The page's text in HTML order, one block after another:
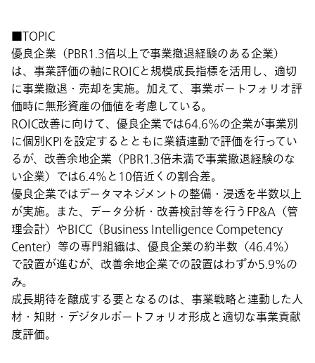
■TOPIC
優良企業（PBR1.3倍以上で事業撤退経験のある企業）
は、事業評価の軸にROICと規模成長指標を活用し、適切
に事業撤退・売却を実施。加えて、事業ポートフォリオ評
価時に無形資産の価値を考慮している。
ROIC改善に向けて、優良企業では64.6％の企業が事業別
に個別KPIを設定するとともに業績連動で評価を行ってい
るが、改善余地企業（PBR1.3倍未満で事業撤退経験のな
い企業）では6.4％と10倍近くの割合差。
優良企業ではデータマネジメントの整備・浸透を半数以上
が実施。また、データ分析・改善検討等を行うFP&A（管
理会計）やBICC（Business Intelligence Competency
Center）等の専門組織は、優良企業の約半数（46.4％）
で設置が進むが、改善余地企業での設置はわずか5.9％の
み。
成長期待を醸成する要となるのは、事業戦略と連動した人
材・知財・デジタルポートフォリオ形成と適切な事業貢献
度評価。